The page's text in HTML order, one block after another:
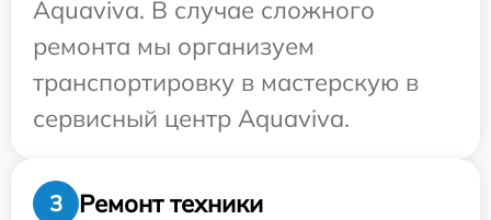
Aquaviva. В случае сложного
ремонта мы организуем
транспортировку в мастерскую в
сервисный центр Aquaviva.
3
Ремонт техники